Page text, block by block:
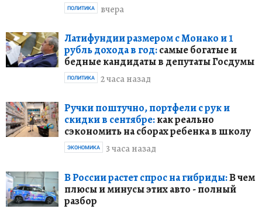
вчера
ПОЛИТИКА
Латифундии размером с Монако и 1
рубль дохода в год:самые богатые и
бедные кандидаты в депутаты Госдумы
2 часа назад
ПОЛИТИКА
Ручки поштучно, портфели с рук и
скидки в сентябре:как реально
сэкономить на сборах ребенка в школу
3 часа назад
ЭКОНОМИКА
В России растет спрос на гибриды:В чем
плюсы и минусы этих авто - полный
разбор